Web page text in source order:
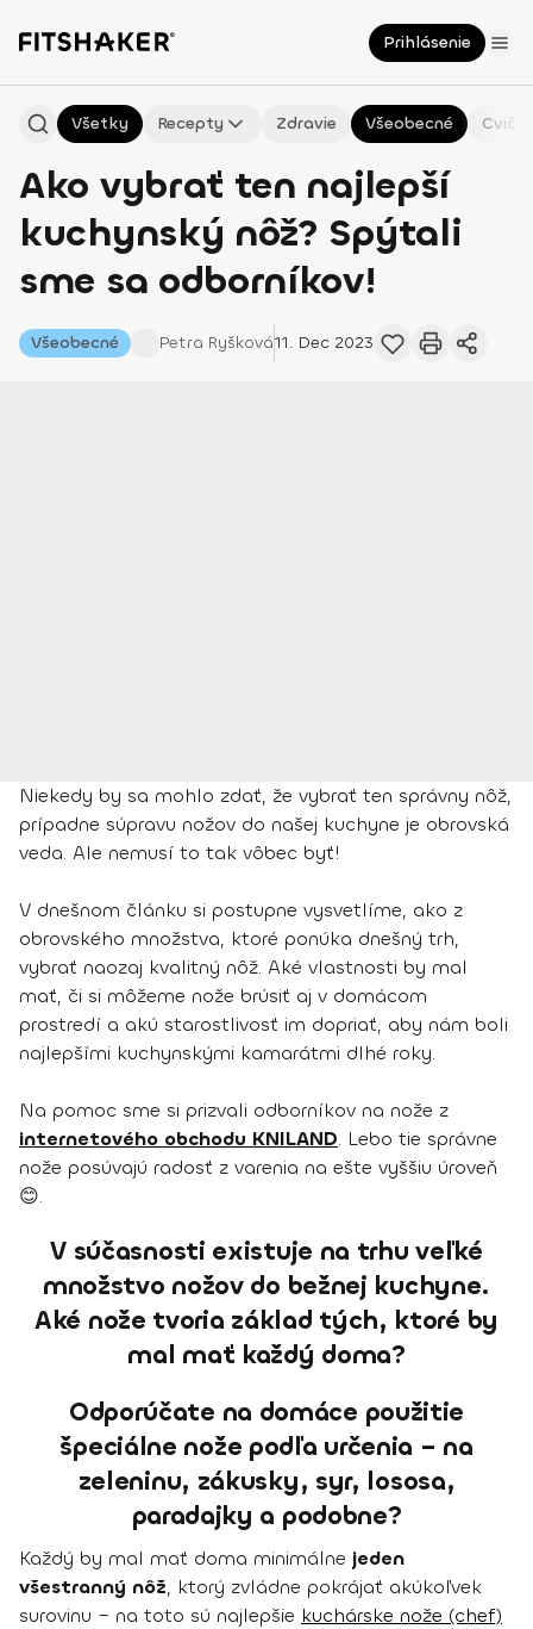
Prihlásenie
Všetky Recepty Zdravie Všeobecné
Ako vybrať ten najlepší
kuchynský nôž? Spýtali
sme sa odborníkov!
Všeobecné Petra Ryšková11. Dec 2023
Niekedy by sa mohlo zdať, že vybrať ten správny nôž,
prípadne súpravu nožov do našej kuchyne je obrovská
veda. Ale nemusí to tak vôbec byť!
V dnešnom článku si postupne vysvetlíme, ako z
obrovského množstva, ktoré ponúka dnešný trh,
vybrať naozaj kvalitný nôž. Aké vlastnosti by mal
mať, či si môžeme nože brúsiť aj v domácom
prostredí a akú starostlivosť im dopriať, aby nám boli
najlepšími kuchynskými kamarátmi dlhé roky.
Na pomoc sme si prizvali odborníkov na nože z
internetového obchodu KNILAND. Lebo tie správne
nože posúvajú radosť z varenia na ešte vyššiu úroveň
😊.
V súčasnosti existuje na trhu veľké
množstvo nožov do bežnej kuchyne.
Aké nože tvoria základ tých, ktoré by
mal mať každý doma?
Odporúčate na domáce použitie
špeciálne nože podľa určenia – na
zeleninu, zákusky, syr, lososa,
paradajky a podobne?
Každý by mal mať doma minimálne jeden
všestranný nôž, ktorý zvládne pokrájať akúkoľvek
surovinu – na toto sú najlepšie kuchárske nože (chef)